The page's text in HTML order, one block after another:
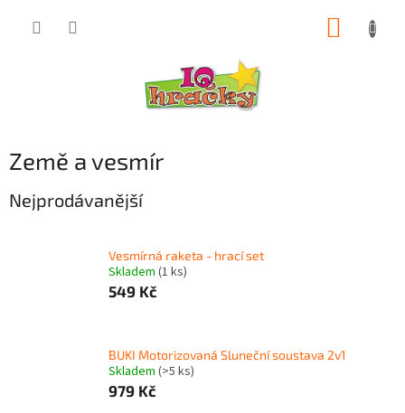
Země a vesmír
Nejprodávanější
Vesmírná raketa - hrací set
Skladem (1 ks)
549 Kč
BUKI Motorizovaná Sluneční soustava 2v1
Skladem (>5 ks)
979 Kč